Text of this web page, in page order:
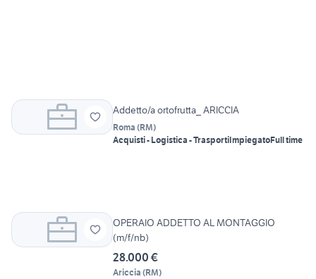
Addetto/a ortofrutta_ ARICCIA
Roma (RM)
Acquisti - Logistica - TrasportiImpiegatoFull time
OPERAIO ADDETTO AL MONTAGGIO
(m/f/nb)
28.000 €
Ariccia (RM)